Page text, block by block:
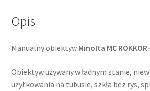
Opis
Manualny obiektyw Minolta MC
Obiektyw używany w ładnym stanie,
użytkowania na tubusie, szkła bez rys,